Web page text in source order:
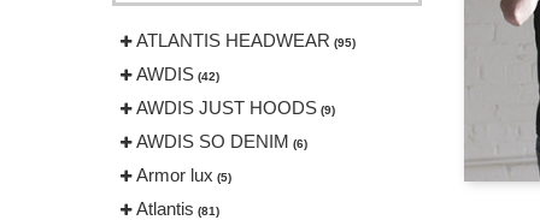
ATLANTIS HEADWEAR (95)
AWDIS (42)
AWDIS JUST HOODS (9)
AWDIS SO DENIM (6)
Armor lux (5)
Atlantis (81)